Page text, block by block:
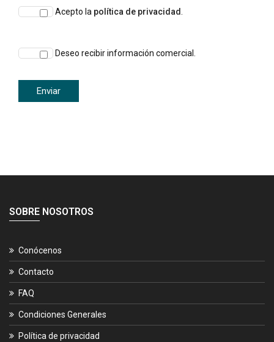
Acepto la política de privacidad.
Deseo recibir información comercial.
SOBRE NOSOTROS
Conócenos
Contacto
FAQ
Condiciones Generales
Política de privacidad